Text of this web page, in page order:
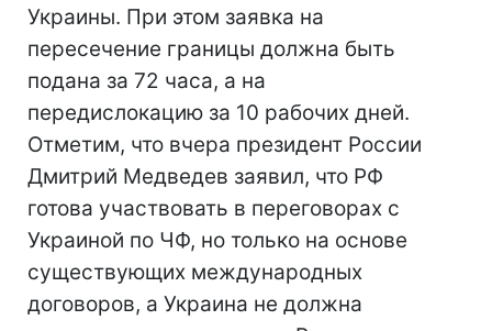
Украины. При этом заявка на
пересечение границы должна быть
подана за 72 часа, а на
передислокацию за 10 рабочих дней.
Отметим, что вчера президент России
Дмитрий Медведев заявил, что РФ
готова участвовать в переговорах с
Украиной по ЧФ, но только на основе
существующих международных
договоров, а Украина не должна